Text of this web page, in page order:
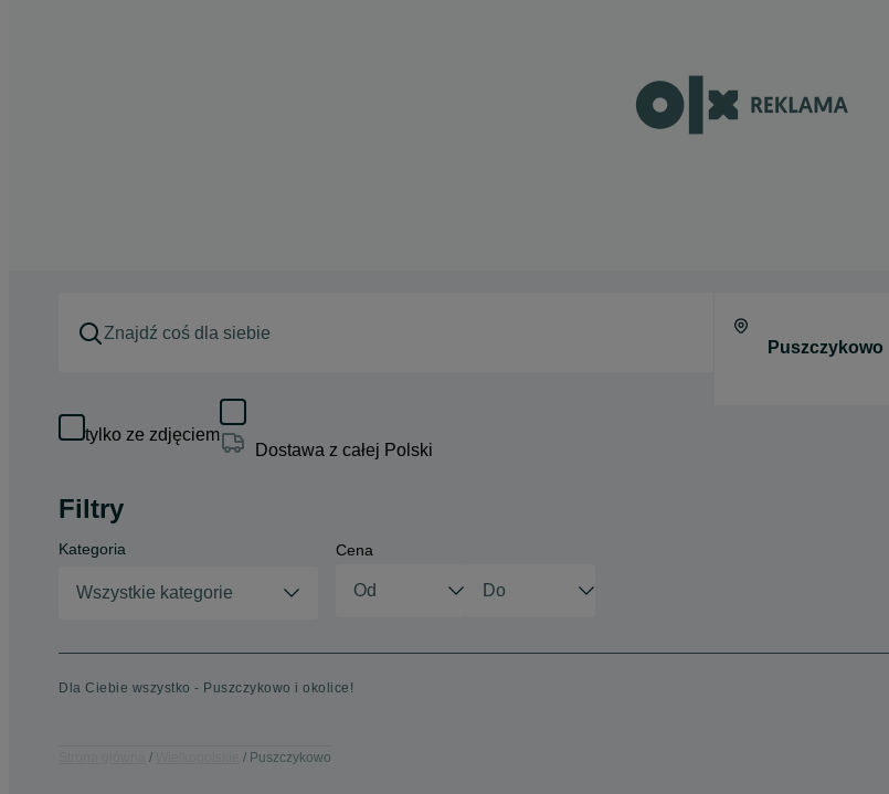
tylko ze zdjęciem
Dostawa z całej Polski
Filtry
Kategoria
Wszystkie kategorie
Cena
Dla Ciebie wszystko - Puszczykowo i okolice!
Puszczykowo